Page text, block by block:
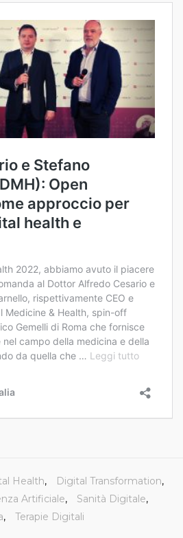
Health, Digital Transformation,
Artificiale, Sanità Digitale,
, Terapie Digitali